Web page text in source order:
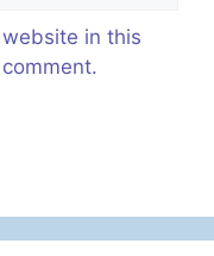
in this